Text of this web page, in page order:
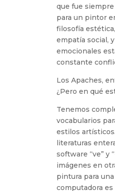
que fue
para un pintor
filosofía
empatía social,
emocionales
constante
Los Apaches,
¿Pero en qué
Tenemos
vocabularios
estilos
literaturas
software “ve” y
imágenes en
pintura para una
computadora